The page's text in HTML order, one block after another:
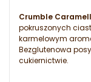
Crumble
pokruszonych
karmelowym
Bezglutenowa
cukiernictwie.